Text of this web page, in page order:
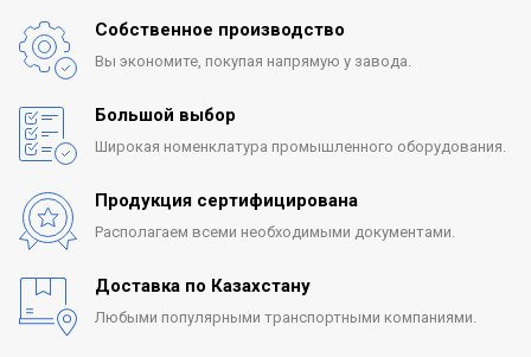
Собственное производство
Вы экономите, покупая напрямую у завода.
Большой выбор
Широкая номенклатура промышленного оборудования.
Продукция сертифицирована
Располагаем всеми необходимыми документами.
Доставка по Казахстану
Любыми популярными транспортными компаниями.